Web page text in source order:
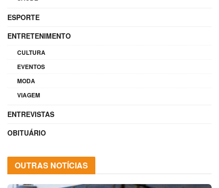
ESPORTE
ENTRETENIMENTO
CULTURA
EVENTOS
MODA
VIAGEM
ENTREVISTAS
OBITUÁRIO
OUTRAS NOTÍCIAS